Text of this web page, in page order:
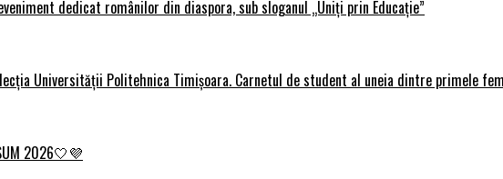
dedicat românilor din diaspora, sub sloganul „Uniți prin Educație”
Universității Politehnica Timișoara. Carnetul de student al uneia dintre primele
2026🤍💜